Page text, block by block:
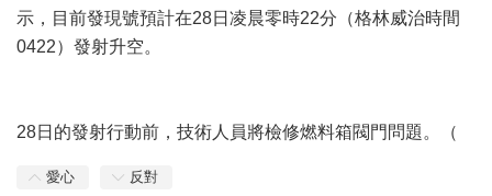
示，目前發現號預計在28日凌晨零時22分（格林威治時間
0422）發射升空。
28日的發射行動前，技術人員將檢修燃料箱閥門問題。（
愛心 反對